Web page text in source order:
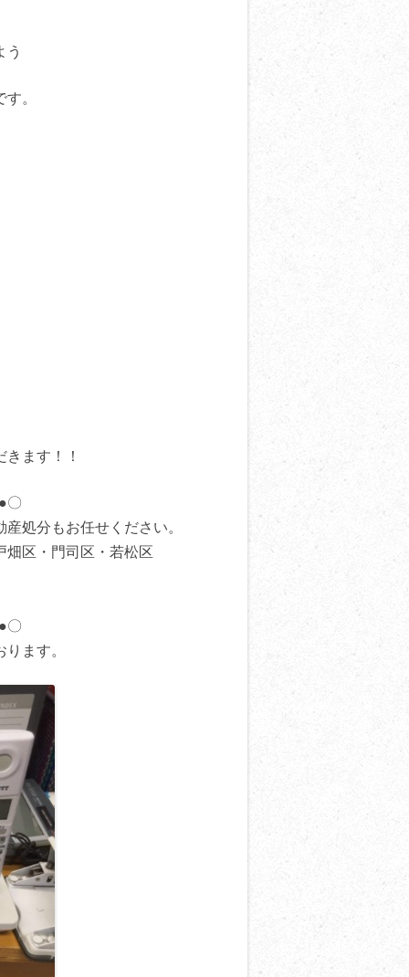
う
。
ます！！
〇
処分もお任せください。
畑区・門司区・若松区
〇
ます。